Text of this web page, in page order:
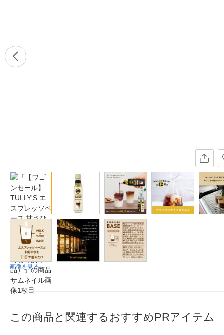
画像を見る
この商品と関連するおすすめPRアイテム